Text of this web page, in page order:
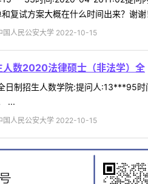
复试方案大概在什么时间出来？谢
国人民公安大学 2022-10-15
数2020法律硕士（非法学）全
日制招生人数学院:提问人:13***95
...
国人民公安大学 2022-10-15